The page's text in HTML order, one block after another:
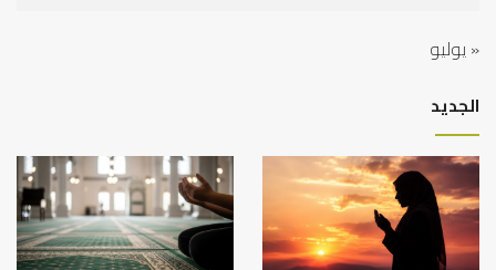
« يوليو
الجديد